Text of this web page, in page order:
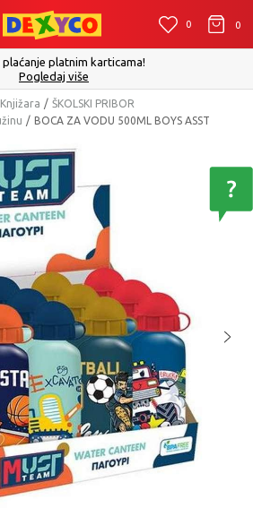
0 0
platnim karticama!
Pogledaj više
Knjižara
ŠKOLSKI PRIBOR
BOCA ZA VODU 500ML BOYS ASST